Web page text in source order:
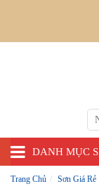
DANH MỤC
Trang Chủ Sơn Giá Rẻ